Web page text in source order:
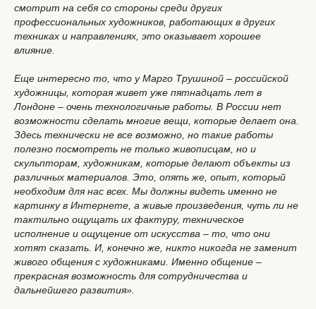
смотрит на себя со стороны среди других
профессиональных художников, работающих в других
техниках и направлениях, это оказывает хорошее
влияние.
Еще интересно то, что у Марго Трушиной – российской
художницы, которая живет уже пятнадцать лет в
Лондоне – очень технологичные работы. В России нет
возможности сделать многие вещи, которые делает она.
Здесь технически не все возможно, но такие работы
полезно посмотреть не только живописцам, но и
скульпторам, художникам, которые делают объекты из
различных материалов. Это, опять же, опыт, который
необходим для нас всех. Мы должны видеть именно не
картинку в Интернете, а живые произведения, чуть ли не
тактильно ощущать их фактуру, техническое
исполнение и ощущение от искусства – то, что они
хотят сказать. И, конечно же, никто никогда не заменит
живого общения с художниками. Именно общение –
прекрасная возможность для сотрудничества и
дальнейшего развития».